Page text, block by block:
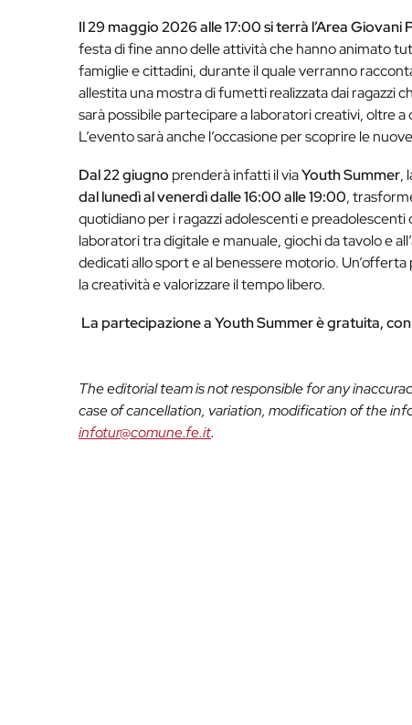
Il 29 maggio 2026 alle 17:00 si terrà l’Area Giovani
festa di fine anno delle attività che hanno animato
famiglie e cittadini, durante il quale verranno
allestita una mostra di fumetti realizzata dai ragazzi
sarà possibile partecipare a laboratori creativi, oltre
L’evento sarà anche l’occasione per scoprire le
Dal 22 giugno prenderà infatti il viaYouth Summer,
dal lunedì al venerdì dalle 16:00 alle 19:00,
quotidiano per i ragazzi adolescenti e
laboratori tra digitale e manuale, giochi da tavolo e
dedicati allo sport e al benessere motorio.
la creatività e valorizzare il tempo libero.
La partecipazione a Youth Summer è gratuita,
The editorial team is not responsible for any
case of cancellation, variation, modification of the
infotur@comune.fe.it.